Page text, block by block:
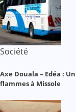
Société
Axe Douala – Edéa :
flammes à Missole